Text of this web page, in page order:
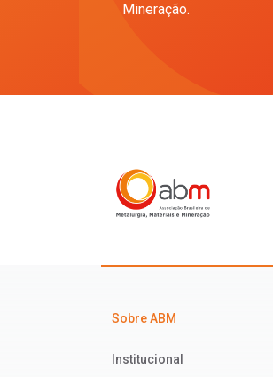
Mineração.
Sobre ABM
Institucional